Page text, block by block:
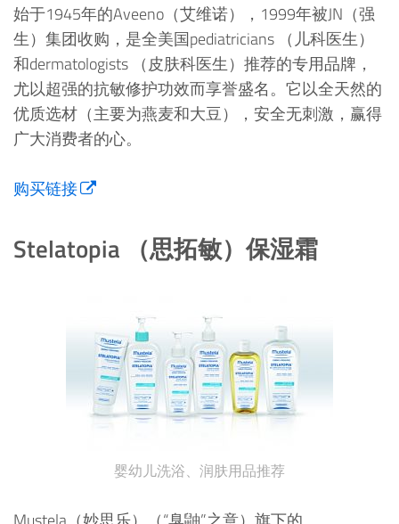
始于1945年的Aveeno（艾维诺），1999年被JN（强
生）集团收购，是全美国pediatricians （儿科医生）
和dermatologists （皮肤科医生）推荐的专用品牌，
尤以超强的抗敏修护功效而享誉盛名。它以全天然的
优质选材（主要为燕麦和大豆），安全无刺激，赢得
广大消费者的心。
购买链接
Stelatopia （思拓敏）保湿霜
婴幼儿洗浴、润肤用品推荐